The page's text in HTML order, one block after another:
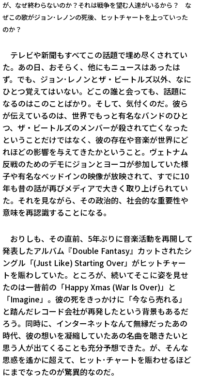
が、なぜ終わらないのか？それは戦争を望む人達がいるから？ な
ぜこの歌がジョン･レノンの死後、ヒットチャートを上っていった
のか？
テレビや新聞もすべてこの話題で埋め尽くされてい
た。あの日、おそらく、他にもニュースはあったは
ず。でも、ジョン･レノンとザ・ビートルズ以外、なに
ひとつ覚えてはいない。どこの誰と会っても、話題に
なるのはこのことばかり。そして、気付くのだ。彼ら
が伝えているのは、世界でもっと有名なバンドのひと
つ、ザ・ビートルズのメンバーが殺されて亡くなった
ということだけではなく、彼の存在や音楽が世界にど
れほどの影響を与えてきたかということ。ヴェトナム
反戦のためのデモにジョンとヨーコが参加していた様
子や有名なベッドインの映像が放映されて、すでに10
年も昔の話が再びメディアで大きく取り上げられてい
た。それを見ながら、その政治的、社会的な重要性や
意味を再認識することになる。
おりしも、その直前、5年ぶりに音楽活動を再開して
発表したアルバム『Double Fantasy』カットされたシ
ングル「(Just Like) Starting Over」がヒットチャー
トを賑わしていた。ところが、続いてそこに姿を見せ
たのは一昔前の「Happy Xmas (War Is Over)」と
「Imagine」。彼の死をきっかけに「今なら売れる」
と踏んだレコード会社が再発したという背景もあるだ
ろう。同時に、インターネットなんて無縁だったあの
時代、彼の想いを凝縮していたあの名曲を聴きたいと
思う人が出てくることも充分予想できた。が、そんな
思惑を遙かに超えて、ヒット･チャートを賑わせるほど
にまでなったのが驚異的なのだ。